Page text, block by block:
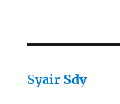
Syair Sdy